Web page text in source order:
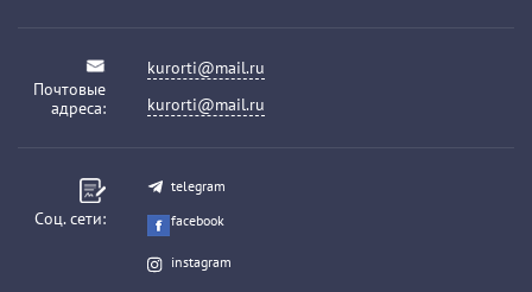
Почтовые
адреса:
kurorti@mail.ru
kurorti@mail.ru
Соц. сети:
telegram
facebook
instagram